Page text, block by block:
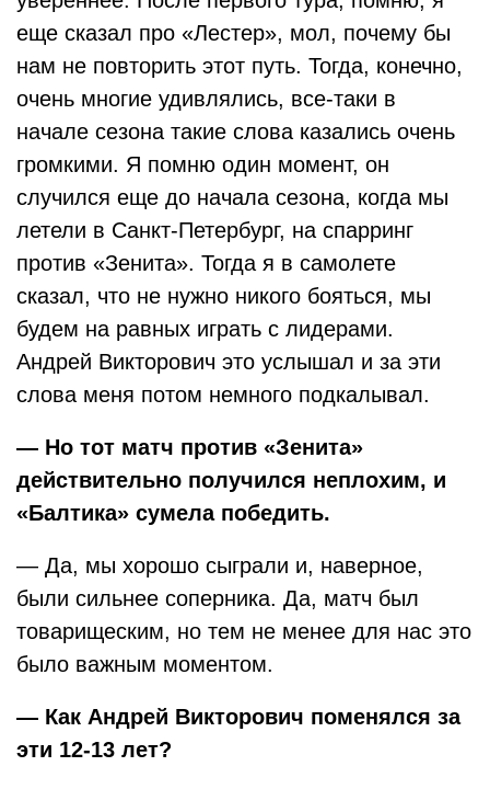
еще сказал про «Лестер», мол, почему бы
нам не повторить этот путь. Тогда, конечно,
очень многие удивлялись, все-таки в
начале сезона такие слова казались очень
громкими. Я помню один момент, он
случился еще до начала сезона, когда мы
летели в Санкт-Петербург, на спарринг
против «Зенита». Тогда я в самолете
сказал, что не нужно никого бояться, мы
будем на равных играть с лидерами.
Андрей Викторович это услышал и за эти
слова меня потом немного подкалывал.
— Но тот матч против «Зенита»
действительно получился неплохим, и
«Балтика» сумела победить.
— Да, мы хорошо сыграли и, наверное,
были сильнее соперника. Да, матч был
товарищеским, но тем не менее для нас это
было важным моментом.
— Как Андрей Викторович поменялся за
эти 12-13 лет?